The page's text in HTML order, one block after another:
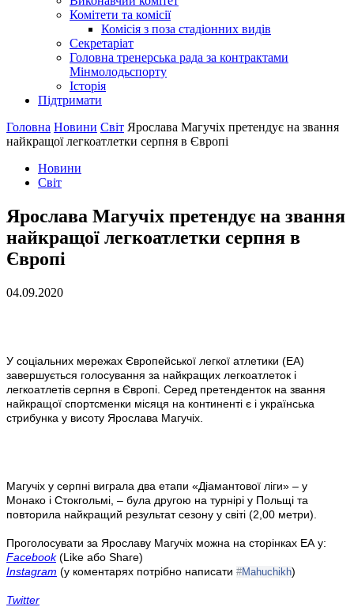
Комітети та комісії
Комісія з поза стадіонних видів
Секретаріат
Головна тренерська рада за контрактами
Мінмолодьспорту
Історія
Підтримати
Головна Новини Світ Ярослава Магучіх претендує на звання
найкращої легкоатлетки серпня в Європі
Новини
Світ
Ярослава Магучіх претендує на звання
найкращої легкоатлетки серпня в
Європі
04.09.2020
У соціальних мережах Європейської легкої атлетики (ЕА)
завершується голосування за найкращих легкоатлеток і
легкоатлетів серпня в Європі. Серед претенденток на звання
найкращої спортсменки місяця на континенті є і українська
стрибунка у висоту Ярослава Магучіх.
Магучіх у серпні виграла два етапи «Діамантової ліги» – у
Монако і Стокгольмі, – була другою на турнірі у Польщі та
повторила найкращий результат сезону у світі (2,00 метри).
Проголосувати за Ярославу Магучіх можна на сторінках ЕА у:
Facebook (Like або Share)
Instagram (у коментарях потрібно написати #Mahuchikh)
Twitter